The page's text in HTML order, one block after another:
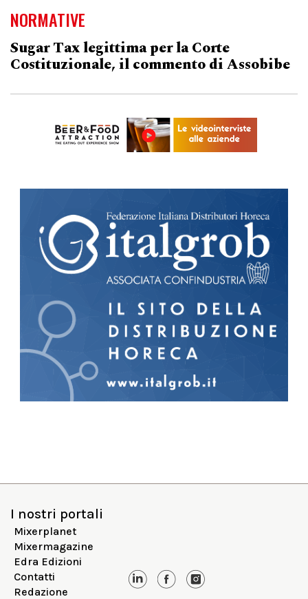
NORMATIVE
Sugar Tax legittima per la Corte
Costituzionale, il commento di Assobibe
I nostri portali
Mixerplanet
Mixermagazine
Edra Edizioni
Contatti
Redazione